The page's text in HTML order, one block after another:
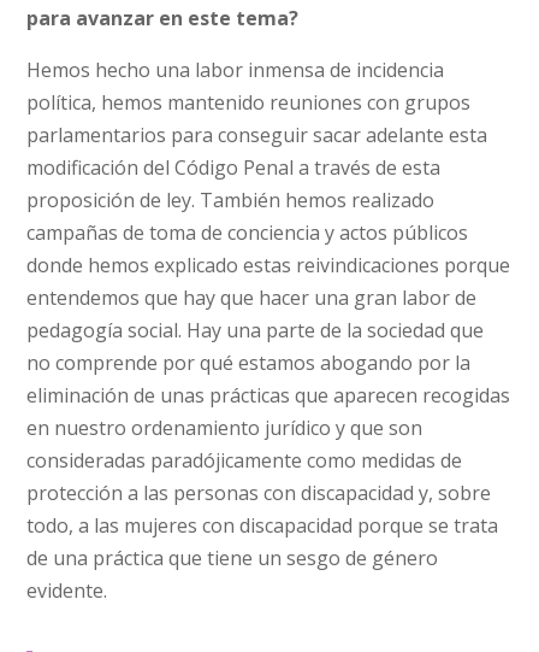
para avanzar en este tema?
Hemos hecho una labor inmensa de incidencia
política, hemos mantenido reuniones con grupos
parlamentarios para conseguir sacar adelante esta
modificación del Código Penal a través de esta
proposición de ley. También hemos realizado
campañas de toma de conciencia y actos públicos
donde hemos explicado estas reivindicaciones porque
entendemos que hay que hacer una gran labor de
pedagogía social. Hay una parte de la sociedad que
no comprende por qué estamos abogando por la
eliminación de unas prácticas que aparecen recogidas
en nuestro ordenamiento jurídico y que son
consideradas paradójicamente como medidas de
protección a las personas con discapacidad y, sobre
todo, a las mujeres con discapacidad porque se trata
de una práctica que tiene un sesgo de género
evidente.